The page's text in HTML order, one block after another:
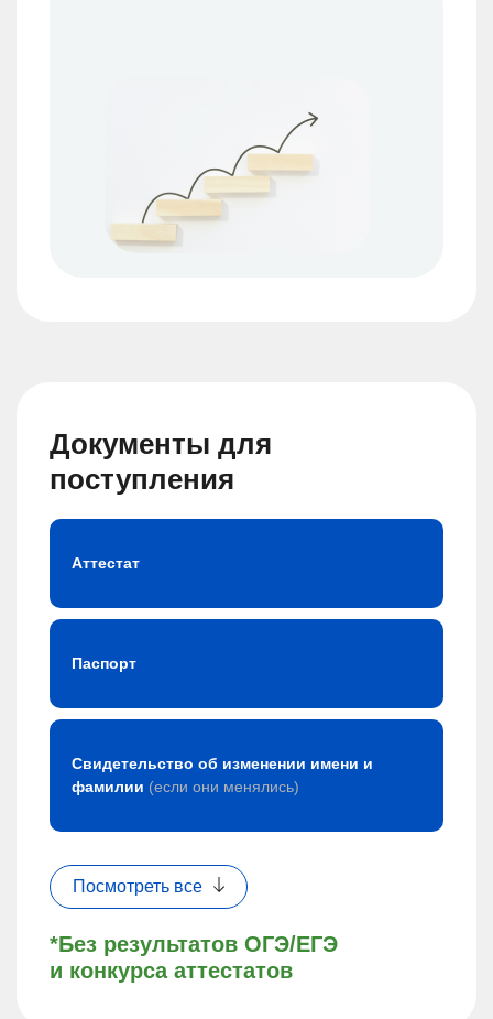
Документы для
поступления
*Без результатов ОГЭ/ЕГЭ
и конкурса аттестатов
Аттестат
Паспорт
Свидетельство об изменении имени и
фамилии (если они менялись)
Посмотреть все